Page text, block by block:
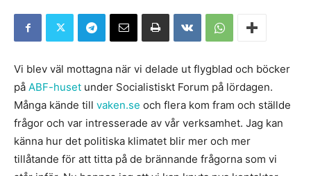
Vi blev väl mottagna när vi delade ut flygblad och böcker
på ABF-huset under Socialistiskt Forum på lördagen.
Många kände till vaken.se och flera kom fram och ställde
frågor och var intresserade av vår verksamhet. Jag kan
känna hur det politiska klimatet blir mer och mer
tillåtande för att titta på de brännande frågorna som vi